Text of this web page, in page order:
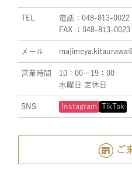
TEL
電話：048-813-0022
FAX ：048-813-0023
メール
営業時間
10：00ー19：00
水曜日 定休日
SNS Instagram TikTok
ご